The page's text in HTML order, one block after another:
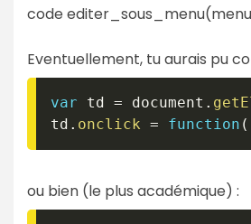
code
Eventuellement, tu aurais pu
var td = document .
td . onclick = function (
ou bien (le plus académique) :